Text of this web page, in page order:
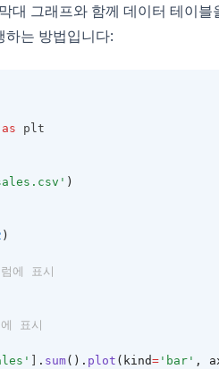
대 그래프와 함께 데이터 테이
는 방법입니다:
as plt
)
)
에 표시
표시
. sum(). plot (kind= 'bar' ,